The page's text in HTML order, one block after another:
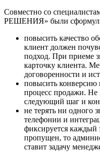
Совместно со
РЕШЕНИЯ» были
повысить качество
клиент должен
подход. При приеме
карточку клиента.
договоренности и
повысить конверсию
процесс продажи. Не
следующий шаг и
не терять ни одного
телефонии и
фиксируется каждый
пропущен, то
ставит задачу